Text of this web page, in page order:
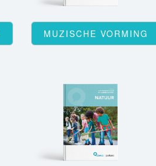
MUZISCHE VORMING